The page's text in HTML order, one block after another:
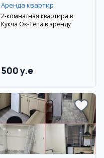
Аренда квартир
2-комнатная квартира в
Кукча Ок-Тепа в аренду
500 y.e